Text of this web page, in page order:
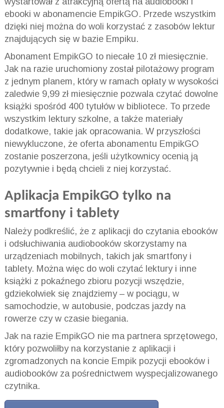
ebooki w abonamencie EmpikGO. Przede wszystkim
dzięki niej można do woli korzystać z zasobów lektur
znajdujących się w bazie Empiku.
Abonament EmpikGO to niecałe 10 zł miesięcznie.
Jak na razie uruchomiony został pilotażowy program
z jednym planem, który w ramach opłaty w wysokości
zaledwie 9,99 zł miesięcznie pozwala czytać dowolne
książki spośród 400 tytułów w bibliotece. To przede
wszystkim lektury szkolne, a także materiały
dodatkowe, takie jak opracowania. W przyszłości
niewykluczone, że oferta abonamentu EmpikGO
zostanie poszerzona, jeśli użytkownicy ocenią ją
pozytywnie i będą chcieli z niej korzystać.
Aplikacja EmpikGO tylko na
smartfony i tablety
Należy podkreślić, że z aplikacji do czytania ebooków
i odsłuchiwania audiobooków skorzystamy na
urządzeniach mobilnych, takich jak smartfony i
tablety. Można więc do woli czytać lektury i inne
książki z pokaźnego zbioru pozycji wszędzie,
gdziekolwiek się znajdziemy – w pociągu, w
samochodzie, w autobusie, podczas jazdy na
rowerze czy w czasie biegania.
Jak na razie EmpikGO nie ma partnera sprzętowego,
który pozwoliłby na korzystanie z aplikacji i
zgromadzonych na koncie Empik pozycji ebooków i
audiobooków za pośrednictwem wyspecjalizowanego
czytnika.